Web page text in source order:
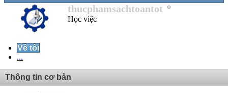
thucphamsachtoantot
Học việc
Về tôi
...
Thông tin cơ bản